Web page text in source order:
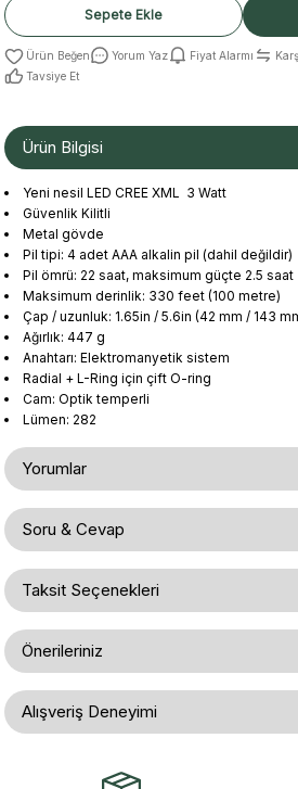
Sepete Ekle
Yorum Yaz Fiyat Alarmı
Tavsiye Et
Ürün Bilgisi
Yeni nesil LED CREE XML 3 Watt
Güvenlik Kilitli
Metal gövde
Piltipi: 4adet AAA alkalin pil (dahil değildir)
Pil ömrü: 22 saat, maksimum güçte 2.5 saat
Maksimum derinlik: 330 feet (100 metre)
Çap / uzunluk: 1.65in / 5.6in (42 mm / 143
Ağırlık: 447 g
Anahtarı: Elektromanyetik sistem
Radial + L-Ring için çift O-ring
Cam: Optik temperli
Lümen: 282
Yorumlar
Bu ürüne ilk yorumu
Yorum Yaz
Soru & Cevap
Ürün hakkında henüz soru
Soru Sor
Taksit Seçenekleri
Önerileriniz
Bu ürünün fiyat bilgisi, resim, ürün
yetersiz gördüğünüz noktaları öneri
iletebilirsiniz.
Alışveriş Deneyimi
alışverişti. Ürün bir gün sonra elime